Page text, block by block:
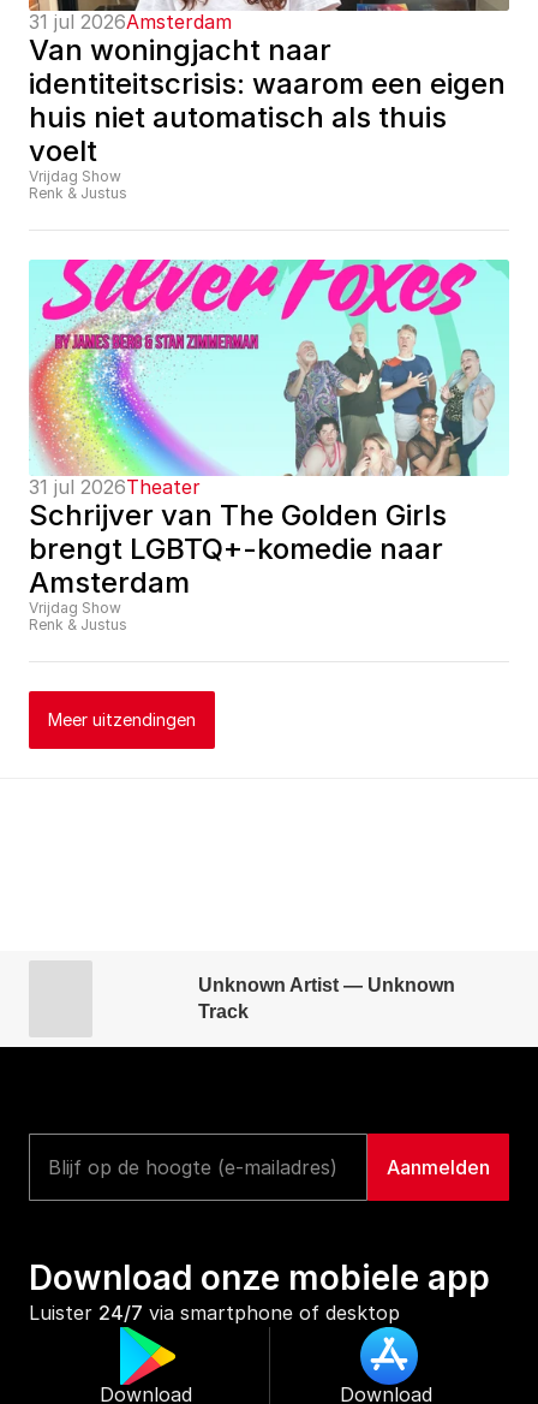
31 jul 2026Amsterdam
Van woningjacht naar
identiteitscrisis: waarom een eigen
huis niet automatisch als thuis
voelt
Vrijdag Show
Renk & Justus
31 jul 2026Theater
Schrijver van The Golden Girls
brengt LGBTQ+-komedie naar
Amsterdam
Vrijdag Show
Renk & Justus
Meer uitzendingen
Unknown Artist — Unknown
Track
Download onze mobiele app
Luister 24/7 via smartphone of desktop
Download Download